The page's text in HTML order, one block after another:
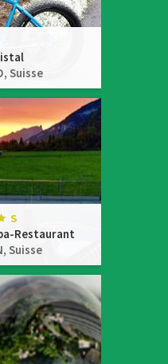
Suisse
Restaurant
Suisse